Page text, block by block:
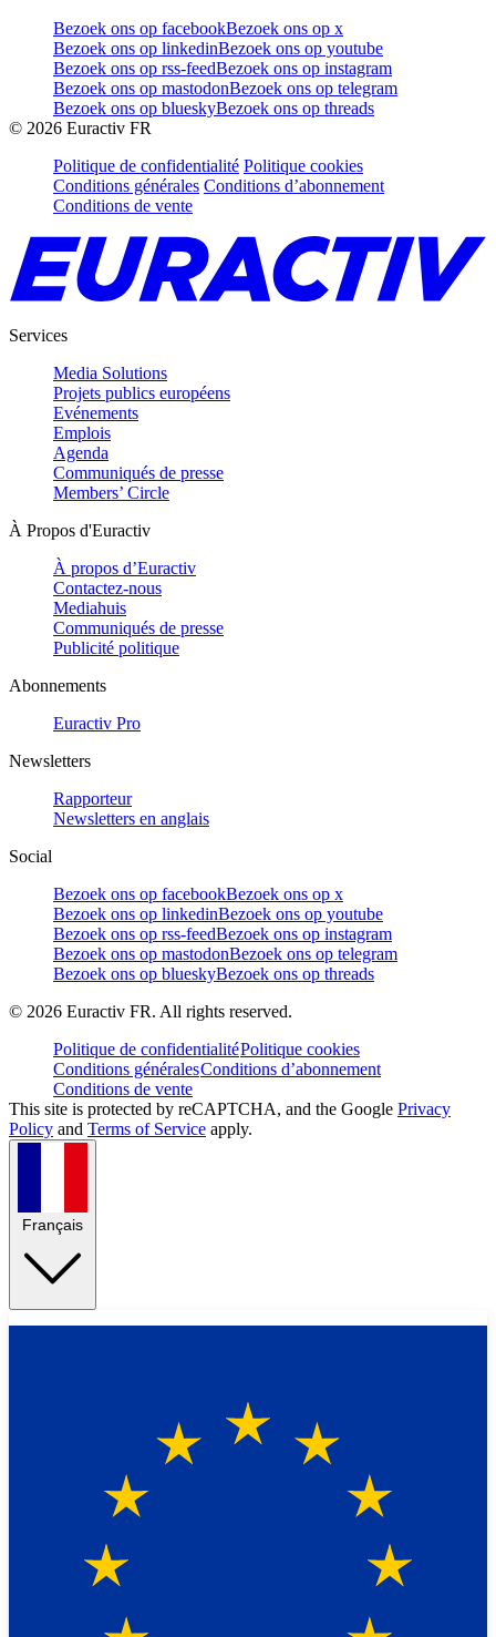
Bezoek ons op facebookBezoek ons op x
Bezoek ons op linkedinBezoek ons op youtube
Bezoek ons op rss-feedBezoek ons op instagram
Bezoek ons op mastodonBezoek ons op telegram
Bezoek ons op blueskyBezoek ons op threads
© 2026 Euractiv FR
Politique de confidentialité Politique cookies
Conditions générales Conditions d’abonnement
Conditions de vente
Services
Media Solutions
Projets publics européens
Evénements
Emplois
Agenda
Communiqués de presse
Members’ Circle
À Propos d'Euractiv
À propos d’Euractiv
Contactez-nous
Mediahuis
Communiqués de presse
Publicité politique
Abonnements
Euractiv Pro
Newsletters
Rapporteur
Newsletters en anglais
Social
Bezoek ons op facebookBezoek ons op x
Bezoek ons op linkedinBezoek ons op youtube
Bezoek ons op rss-feedBezoek ons op instagram
Bezoek ons op mastodonBezoek ons op telegram
Bezoek ons op blueskyBezoek ons op threads
© 2026 Euractiv FR. All rights reserved.
Politique de confidentialitéPolitique cookies
Conditions généralesConditions d’abonnement
Conditions de vente
This site is protected by reCAPTCHA, and the Google Privacy
Policy and Terms of Service apply.
Français